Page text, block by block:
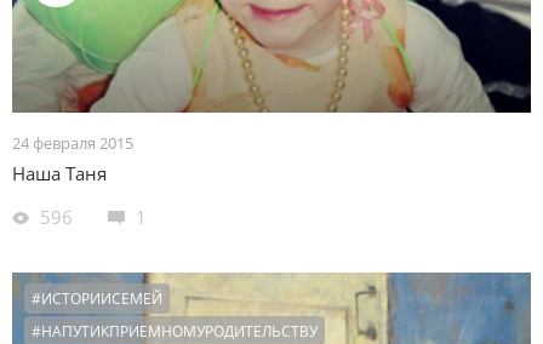
24 февраля 2015
Наша Таня
596
1
#ИСТОРИИСЕМЕЙ
#НАПУТИКПРИЕМНОМУРОДИТЕЛЬСТВУ